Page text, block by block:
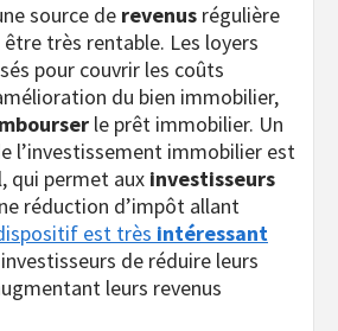
source de revenus régulière
très rentable. Les loyers
pour couvrir les coûts
du bien immobilier,
le prêt immobilier. Un
l’investissement immobilier est
qui permet aux investisseurs
réduction d’impôt allant
est très intéressant
de réduire leurs
leurs revenus